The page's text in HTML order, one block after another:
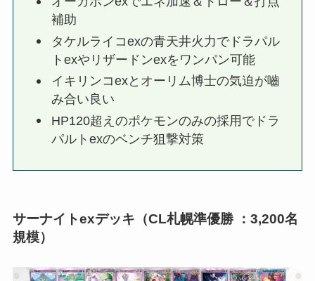
補助
タケルライコexの青天井火力でドラパル
トexやリザードンexをワンパン可能
イキリンコexとオーリム博士の気迫が嚙
み合い良い
HP120超えのポケモンのみの採用でドラ
パルトexのベンチ狙撃対策
サーナイトexデッキ（CL札幌準優勝：3,200名
規模）